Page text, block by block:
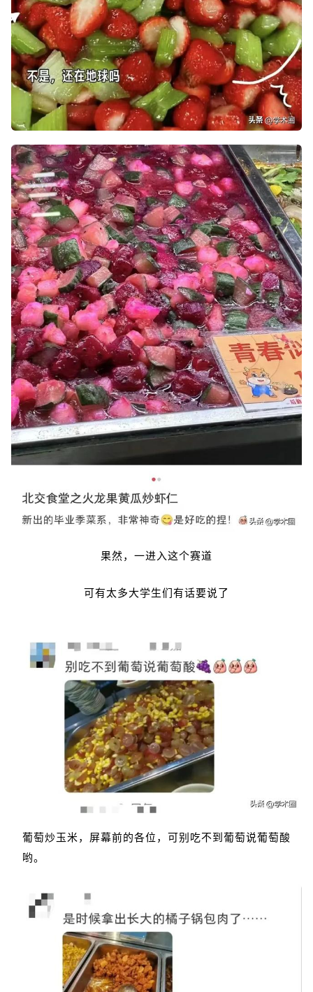
果然，一进入这个赛道
可有太多大学生们有话要说了
葡萄炒玉米，屏幕前的各位，可别吃不到葡萄说葡萄酸
哟。